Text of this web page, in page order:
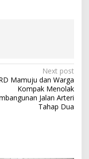
Next post
Mamuju dan Warga
Kompak Menolak
Jalan Arteri
Tahap Dua